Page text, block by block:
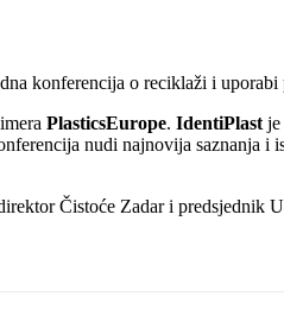
konferencija o reciklaži i uporabi
PlasticsEurope. IdentiPlast je
nudi najnovija
Čistoće Zadar i